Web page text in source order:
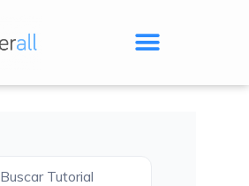
Buscar Tutorial